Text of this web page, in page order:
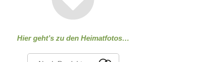
Hier geht’s zu den Heimatfotos…